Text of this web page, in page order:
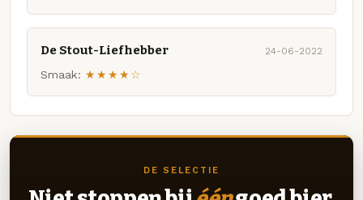
De Stout-Liefhebber 24-06-2022
Smaak: ★★★★☆
DE SELECTIE